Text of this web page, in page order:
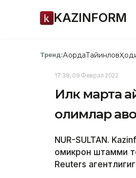
KAZINFORM
Тренд:АқордаТайинлов
17:38, 09 Феврал 2022
Илк марта
олимлар
NUR-SULTAN.
омикрон штамми
Reuters